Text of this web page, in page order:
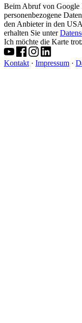
Beim Abruf von Google
personenbezogene
den Anbieter in den
erhalten Sie unter
Ich möchte die Karte
Kontakt · Impressum ·